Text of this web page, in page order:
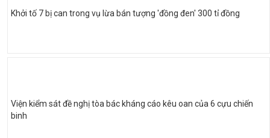
Khởi tố 7 bị can trong vụ lừa bán tượng 'đồng đen' 300 tỉ đồng
Viện kiểm sát đề nghị tòa bác kháng cáo kêu oan của 6 cựu chiến
binh